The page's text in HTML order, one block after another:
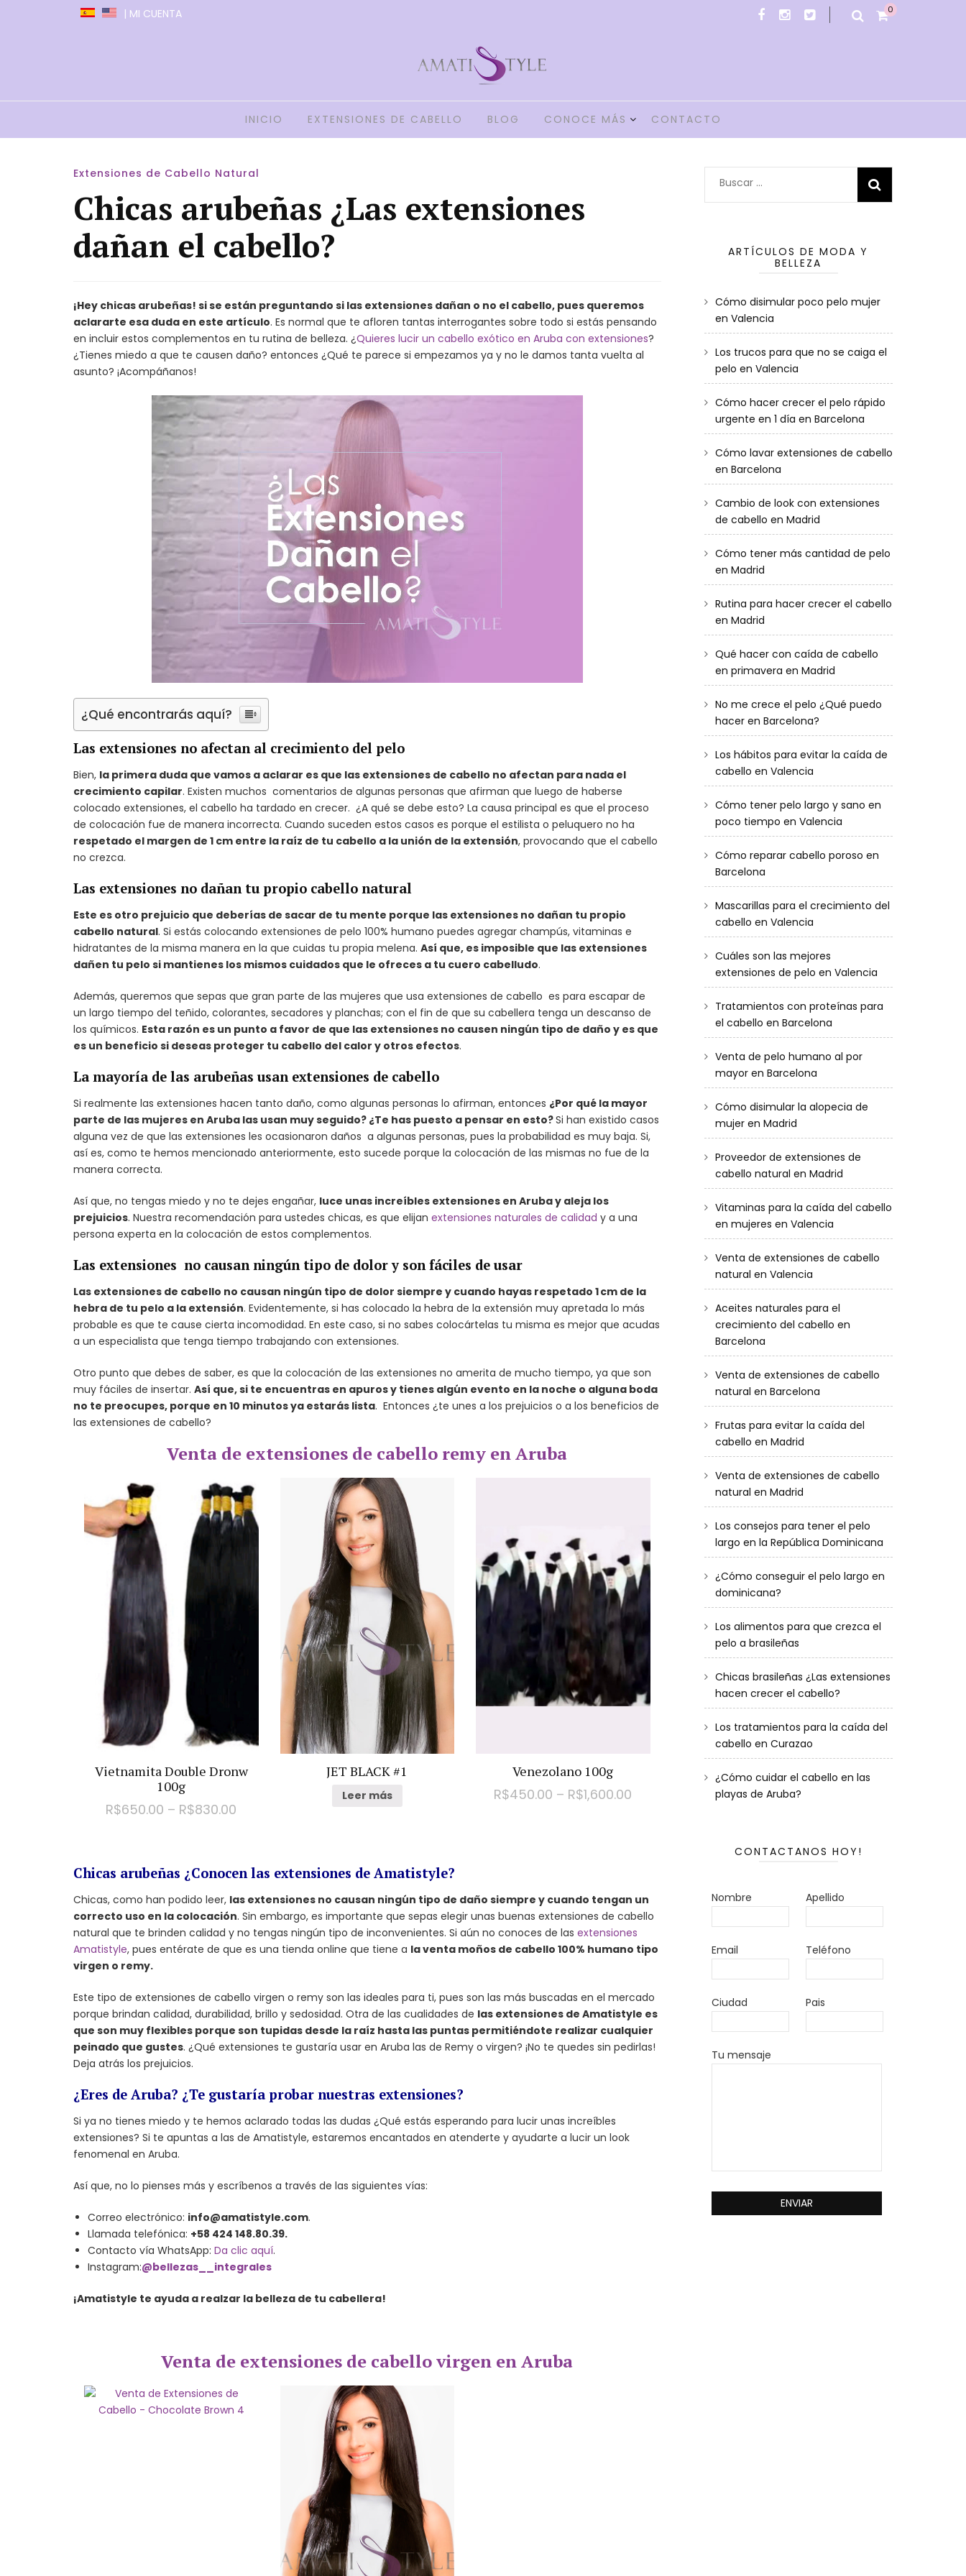
| MI CUENTA 0
Amatistyle
INICIO EXTENSIONES DE CABELLO BLOG CONOCE MÁS CONTACTO
Extensiones de Cabello Natural
Chicas arubeñas ¿Las extensiones
dañan el cabello?
¡Hey chicas arubeñas! si se están preguntando si las extensiones dañan o no el cabello, pues queremos
aclararte esa duda en este artículo. Es normal que te afloren tantas interrogantes sobre todo si estás pensando
en incluir estos complementos en tu rutina de belleza. ¿Quieres lucir un cabello exótico en Aruba con extensiones?
¿Tienes miedo a que te causen daño? entonces ¿Qué te parece si empezamos ya y no le damos tanta vuelta al
asunto? ¡Acompáñanos!
¿Qué encontrarás aquí?
Las extensiones no afectan al crecimiento del pelo
Bien, la primera duda que vamos a aclarar es que las extensiones de cabello no afectan para nada el
crecimiento capilar. Existen muchos comentarios de algunas personas que afirman que luego de haberse
colocado extensiones, el cabello ha tardado en crecer. ¿A qué se debe esto? La causa principal es que el proceso
de colocación fue de manera incorrecta. Cuando suceden estos casos es porque el estilista o peluquero no ha
respetado el margen de 1 cm entre la raíz de tu cabello a la unión de la extensión, provocando que el cabello
no crezca.
Las extensiones no dañan tu propio cabello natural
Este es otro prejuicio que deberías de sacar de tu mente porque las extensiones no dañan tu propio
cabello natural. Si estás colocando extensiones de pelo 100% humano puedes agregar champús, vitaminas e
hidratantes de la misma manera en la que cuidas tu propia melena. Así que, es imposible que las extensiones
dañen tu pelo si mantienes los mismos cuidados que le ofreces a tu cuero cabelludo.
Además, queremos que sepas que gran parte de las mujeres que usa extensiones de cabello es para escapar de
un largo tiempo del teñido, colorantes, secadores y planchas; con el fin de que su cabellera tenga un descanso de
los químicos. Esta razón es un punto a favor de que las extensiones no causen ningún tipo de daño y es que
es un beneficio si deseas proteger tu cabello del calor y otros efectos.
La mayoría de las arubeñas usan extensiones de cabello
Si realmente las extensiones hacen tanto daño, como algunas personas lo afirman, entonces ¿Por qué la mayor
parte de las mujeres en Aruba las usan muy seguido? ¿Te has puesto a pensar en esto?Si han existido casos
alguna vez de que las extensiones les ocasionaron daños a algunas personas, pues la probabilidad es muy baja. Si,
así es, como te hemos mencionado anteriormente, esto sucede porque la colocación de las mismas no fue de la
manera correcta.
Así que, no tengas miedo y no te dejes engañar, luce unas increíbles extensiones en Aruba y aleja los
prejuicios. Nuestra recomendación para ustedes chicas, es que elijan extensiones naturales de calidad y a una
persona experta en la colocación de estos complementos.
Las extensiones no causan ningún tipo de dolor y son fáciles de usar
Las extensiones de cabello no causan ningún tipo de dolor siempre y cuando hayas respetado 1 cm de la
hebra de tu pelo a la extensión. Evidentemente, si has colocado la hebra de la extensión muy apretada lo más
probable es que te cause cierta incomodidad. En este caso, si no sabes colocártelas tu misma es mejor que acudas
a un especialista que tenga tiempo trabajando con extensiones.
Otro punto que debes de saber, es que la colocación de las extensiones no amerita de mucho tiempo, ya que son
muy fáciles de insertar. Así que, si te encuentras en apuros y tienes algún evento en la noche o alguna boda
no te preocupes, porque en 10 minutos ya estarás lista. Entonces ¿te unes a los prejuicios o a los beneficios de
las extensiones de cabello?
Venta de extensiones de cabello remy en Aruba
Vietnamita Double Dronw
100g
R$650.00 – R$830.00
JET BLACK #1
Leer más
Venezolano 100g
R$450.00 – R$1,600.00
Chicas arubeñas ¿Conocen las extensiones de Amatistyle?
Chicas, como han podido leer, las extensiones no causan ningún tipo de daño siempre y cuando tengan un
correcto uso en la colocación. Sin embargo, es importante que sepas elegir unas buenas extensiones de cabello
natural que te brinden calidad y no tengas ningún tipo de inconvenientes. Si aún no conoces de las extensiones
Amatistyle, pues entérate de que es una tienda online que tiene a la venta moños de cabello 100% humano tipo
virgen o remy.
Este tipo de extensiones de cabello virgen o remy son las ideales para ti, pues son las más buscadas en el mercado
porque brindan calidad, durabilidad, brillo y sedosidad. Otra de las cualidades de las extensiones de Amatistyle es
que son muy flexibles porque son tupidas desde la raíz hasta las puntas permitiéndote realizar cualquier
peinado que gustes. ¿Qué extensiones te gustaría usar en Aruba las de Remy o virgen? ¡No te quedes sin pedirlas!
Deja atrás los prejuicios.
¿Eres de Aruba? ¿Te gustaría probar nuestras extensiones?
Si ya no tienes miedo y te hemos aclarado todas las dudas ¿Qué estás esperando para lucir unas increíbles
extensiones? Si te apuntas a las de Amatistyle, estaremos encantados en atenderte y ayudarte a lucir un look
fenomenal en Aruba.
Así que, no lo pienses más y escríbenos a través de las siguientes vías:
Correo electrónico: info@amatistyle.com.
Llamada telefónica: +58 424 148.80.39.
Contacto vía WhatsApp: Da clic aquí.
Instagram:@bellezas__integrales
¡Amatistyle te ayuda a realzar la belleza de tu cabellera!
Venta de extensiones de cabello virgen en Aruba
Buscar:
ARTÍCULOS DE MODA Y
BELLEZA
Cómo disimular poco pelo mujer
en Valencia
Los trucos para que no se caiga el
pelo en Valencia
Cómo hacer crecer el pelo rápido
urgente en 1 día en Barcelona
Cómo lavar extensiones de cabello
en Barcelona
Cambio de look con extensiones
de cabello en Madrid
Cómo tener más cantidad de pelo
en Madrid
Rutina para hacer crecer el cabello
en Madrid
Qué hacer con caída de cabello
en primavera en Madrid
No me crece el pelo ¿Qué puedo
hacer en Barcelona?
Los hábitos para evitar la caída de
cabello en Valencia
Cómo tener pelo largo y sano en
poco tiempo en Valencia
Cómo reparar cabello poroso en
Barcelona
Mascarillas para el crecimiento del
cabello en Valencia
Cuáles son las mejores
extensiones de pelo en Valencia
Tratamientos con proteínas para
el cabello en Barcelona
Venta de pelo humano al por
mayor en Barcelona
Cómo disimular la alopecia de
mujer en Madrid
Proveedor de extensiones de
cabello natural en Madrid
Vitaminas para la caída del cabello
en mujeres en Valencia
Venta de extensiones de cabello
natural en Valencia
Aceites naturales para el
crecimiento del cabello en
Barcelona
Venta de extensiones de cabello
natural en Barcelona
Frutas para evitar la caída del
cabello en Madrid
Venta de extensiones de cabello
natural en Madrid
Los consejos para tener el pelo
largo en la República Dominicana
¿Cómo conseguir el pelo largo en
dominicana?
Los alimentos para que crezca el
pelo a brasileñas
Chicas brasileñas ¿Las extensiones
hacen crecer el cabello?
Los tratamientos para la caída del
cabello en Curazao
¿Cómo cuidar el cabello en las
playas de Aruba?
CONTACTANOS HOY!
Nombre Apellido
Email Teléfono
Ciudad Pais
Tu mensaje